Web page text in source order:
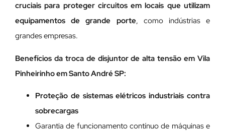
cruciais para proteger circuitos em locais que utilizam
equipamentos de grande porte, como indústrias e
grandes empresas.
Benefícios da troca de disjuntor de alta tensão em Vila
Pinheirinho em Santo André SP:
Proteção de sistemas elétricos industriais contra
sobrecargas
Garantia de funcionamento contínuo de máquinas e